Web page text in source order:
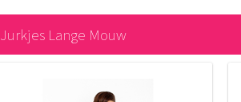
Jurkjes Lange Mouw